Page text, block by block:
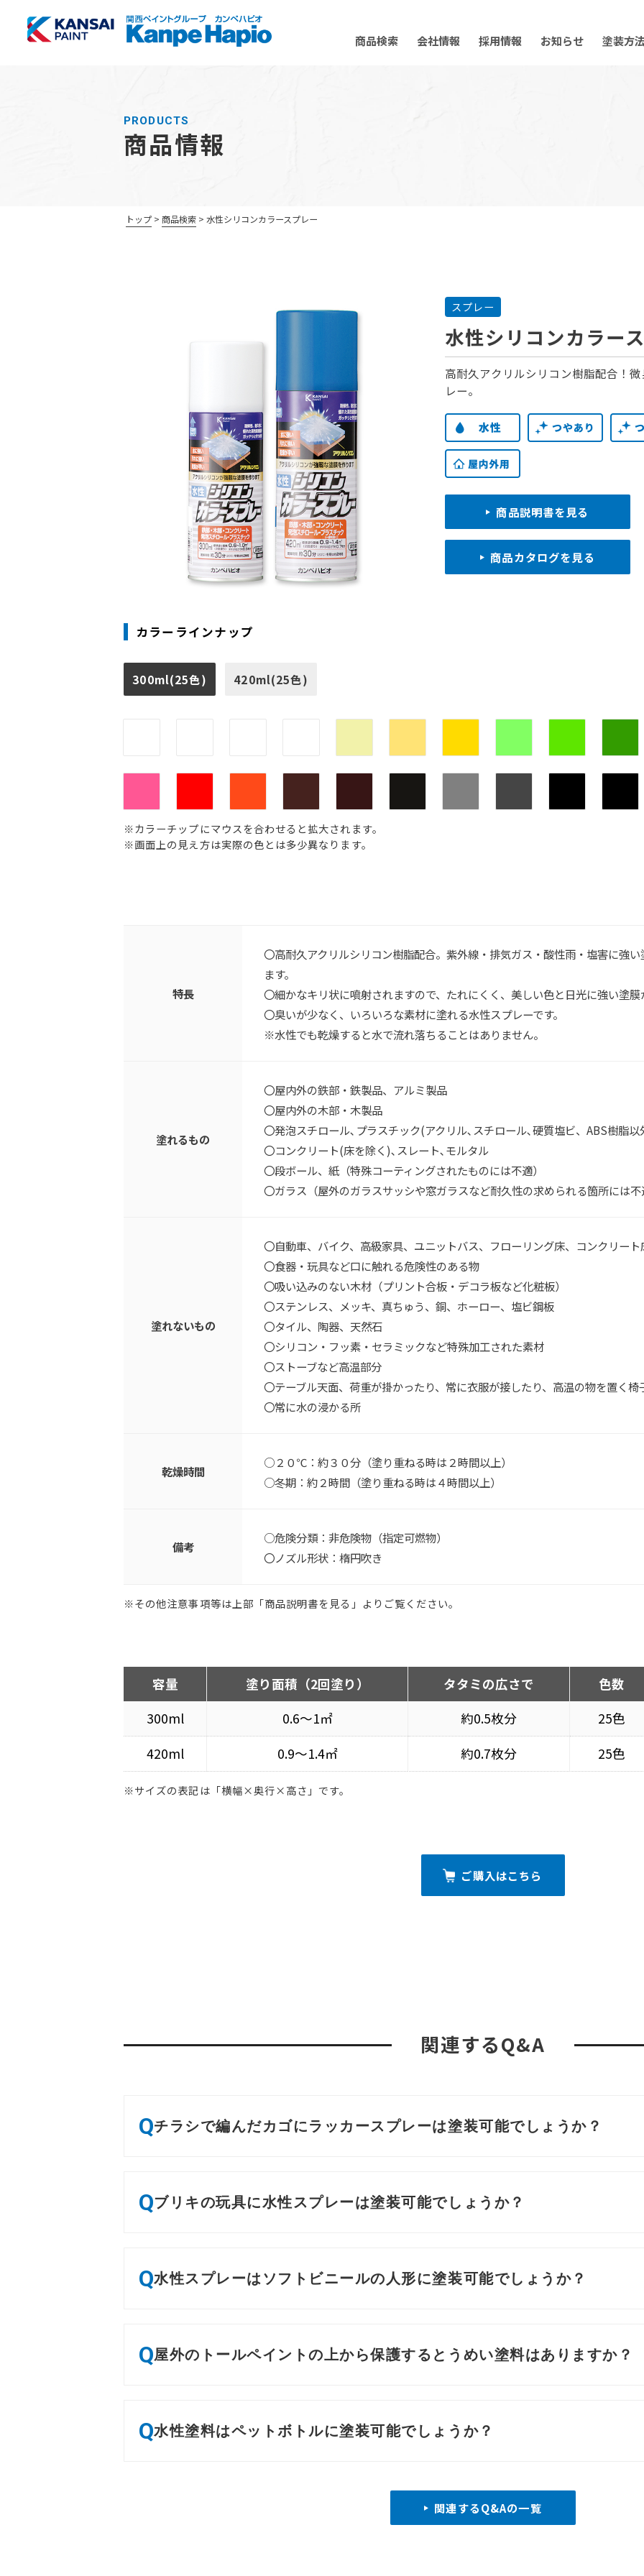
商品検索 会社情報 採用情報 お知らせ 塗装方
PRODUCTS
商品情報
トップ 商品検索 水性シリコンカラースプレー
スプレー
水性シリコンカラー
高耐久アクリルシリコン樹脂配合！
レー。
商品説明書を見る
商品カタログを見る
カラーラインナップ
300ml(25色) 420ml(25色)
※カラーチップにマウスを合わせると拡大されます。
※画面上の見え方は実際の色とは多少異なります。
特長
〇高耐久アクリルシリコン樹脂配合。紫外線・排気ガス・酸性雨・塩害に強
ます。
〇細かなキリ状に噴射されますので、たれにくく、美しい色と日光に強い塗膜
〇臭いが少なく、いろいろな素材に塗れる水性スプレーです。
※水性でも乾燥すると水で流れ落ちることはありません。
塗れるもの
〇屋内外の鉄部・鉄製品、アルミ製品
〇屋内外の木部・木製品
〇発泡スチロール､プラスチック(アクリル､スチロール､硬質塩ビ、ABS樹脂
〇コンクリート(床を除く)､スレート､モルタル
〇段ボール、紙（特殊コーティングされたものには不適）
〇ガラス（屋外のガラスサッシや窓ガラスなど耐久性の求められる箇所には
塗れないもの
〇自動車、バイク、高級家具、ユニットバス、フローリング床、コンクリー
〇食器・玩具など口に触れる危険性のある物
〇吸い込みのない木材（プリント合板・デコラ板など化粧板）
〇ステンレス、メッキ、真ちゅう、銅、ホーロー、塩ビ鋼板
〇タイル、陶器、天然石
〇シリコン・フッ素・セラミックなど特殊加工された素材
〇ストーブなど高温部分
〇テーブル天面、荷重が掛かったり、常に衣服が接したり、高温の物を置く椅
〇常に水の浸かる所
乾燥時間
○２０℃：約３０分（塗り重ねる時は２時間以上）
○冬期：約２時間（塗り重ねる時は４時間以上）
備考
○危険分類：非危険物（指定可燃物）
〇ノズル形状：楕円吹き
※その他注意事項等は上部「商品説明書を見る」よりご覧ください。
容量 塗り面積（2回塗り） タタミの広さで
色数
300ml
0.6〜1㎡ 約0.5枚分
25色
420ml
0.9〜1.4㎡ 約0.7枚分 25色
※サイズの表記は「横幅×奥行×高さ」です。
ご購入はこちら
関連するQ&A
Qチラシで編んだカゴにラッカースプレーは塗装可能でしょうか？
Qブリキの玩具に水性スプレーは塗装可能でしょうか？
Q水性スプレーはソフトビニールの人形に塗装可能でしょうか？
Q屋外のトールペイントの上から保護するとうめい塗料はありますか？
Q水性塗料はペットボトルに塗装可能でしょうか？
関連するQ&Aの一覧